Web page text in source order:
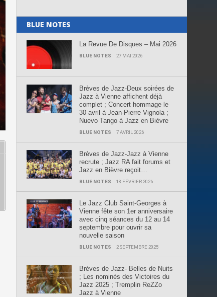
BLUE NOTES
La Revue De Disques – Mai 2026
BLUE NOTES 27 MAI 2026
Brèves de Jazz-Deux soirées de
Jazz à Vienne affichent déjà
complet ; Concert hommage le
30 avril à Jean-Pierre Vignola ;
Nuevo Tango à Jazz en Bièvre
BLUE NOTES 7 AVRIL 2026
Brèves de Jazz-Jazz à Vienne
recrute ; Jazz RA fait forums et
Jazz en Bièvre reçoit…
BLUE NOTES 18 FÉVRIER 2026
Le Jazz Club Saint-Georges à
Vienne fête son 1er anniversaire
avec cinq séances du 12 au 14
septembre pour ouvrir sa
nouvelle saison
BLUE NOTES 2 SEPTEMBRE 2025
Brèves de Jazz- Belles de Nuits
; Les nominés des Victoires du
Jazz 2025 ; Tremplin ReZZo
Jazz à Vienne